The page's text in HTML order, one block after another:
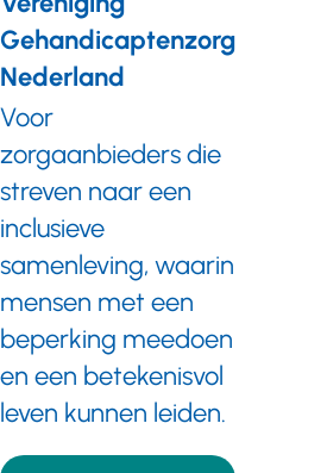
Gehandicaptenzorg
Nederland
Voor
zorgaanbieders die
streven naar een
inclusieve
samenleving, waarin
mensen met een
beperking meedoen
en een betekenisvol
leven kunnen leiden.